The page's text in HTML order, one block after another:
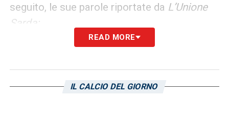
seguito, le sue parole riportate da L’Unione
Sarda:
PARTITE CONTEMPORANEA –
deciso di non cambiare niente. Ad oggi le
READ MORE
IL CALCIO DEL GIORNO